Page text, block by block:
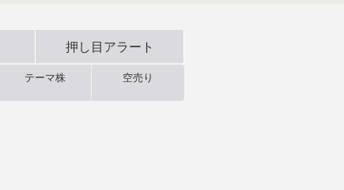
押し目 アラート
テーマ株 空売り